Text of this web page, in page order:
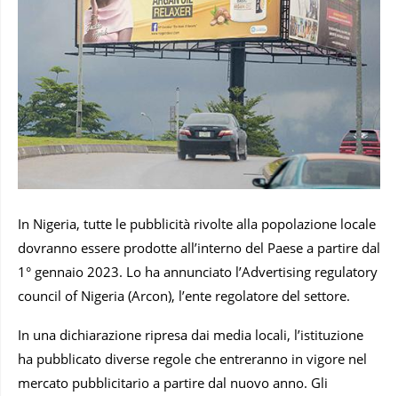
In Nigeria, tutte le pubblicità rivolte alla popolazione locale
dovranno essere prodotte all’interno del Paese a partire dal
1° gennaio 2023. Lo ha annunciato l’Advertising regulatory
council of Nigeria (Arcon), l’ente regolatore del settore.
In una dichiarazione ripresa dai media locali, l’istituzione
ha pubblicato diverse regole che entreranno in vigore nel
mercato pubblicitario a partire dal nuovo anno. Gli